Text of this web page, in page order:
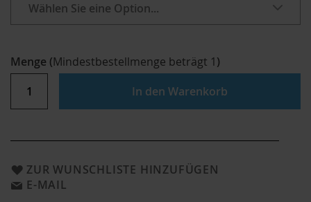
Menge (Mindestbestellmenge beträgt 1)
In den Warenkorb
ZUR WUNSCHLISTE HINZUFÜGEN
E-MAIL